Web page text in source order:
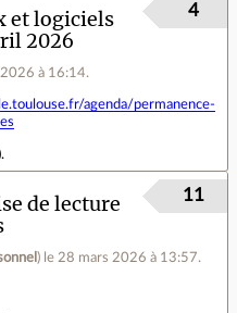
et logiciels
2026
à 16:14.
4
agenda/permanence-
de lecture
) le 28 mars 2026 à 13:57.
11